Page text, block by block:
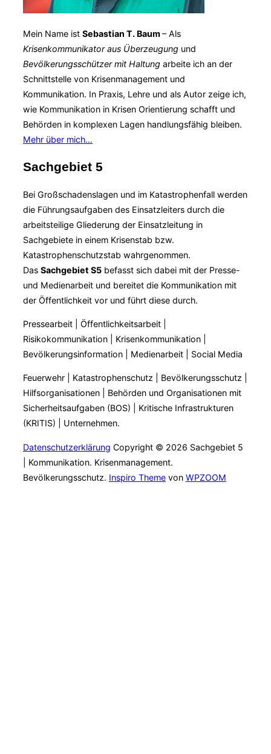
Mein Name ist Sebastian T. Baum– Als
Krisenkommunikator aus Überzeugung und
Bevölkerungsschützer mit Haltung arbeite ich an der
Schnittstelle von Krisenmanagement und
Kommunikation. In Praxis, Lehre und als Autor zeige ich,
wie Kommunikation in Krisen Orientierung schafft und
Behörden in komplexen Lagen handlungsfähig bleiben.
Mehr über mich…
Sachgebiet 5
Bei Großschadenslagen und im Katastrophenfall werden
die Führungsaufgaben des Einsatzleiters durch die
arbeitsteilige Gliederung der Einsatzleitung in
Sachgebiete in einem Krisenstab bzw.
Katastrophenschutzstab wahrgenommen.
Das Sachgebiet S5 befasst sich dabei mit der Presse-
und Medienarbeit und bereitet die Kommunikation mit
der Öffentlichkeit vor und führt diese durch.
Pressearbeit | Öffentlichkeitsarbeit |
Risikokommunikation | Krisenkommunikation |
Bevölkerungsinformation | Medienarbeit | Social Media
Feuerwehr | Katastrophenschutz | Bevölkerungsschutz |
Hilfsorganisationen | Behörden und Organisationen mit
Sicherheitsaufgaben (BOS) | Kritische Infrastrukturen
(KRITIS) | Unternehmen.
Datenschutzerklärung Copyright © 2026 Sachgebiet 5
| Kommunikation. Krisenmanagement.
Bevölkerungsschutz. Inspiro Theme von WPZOOM